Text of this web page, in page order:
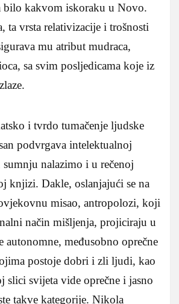
bilo kakvom iskoraku u Novo.
ta vrsta relativizacije i trošnosti
mu atribut mudraca,
sa svim posljedicama koje iz
i tvrdo tumačenje ljudske
podvrgava intelektualnoj
nalazimo i u rečenoj
knjizi. Dakle, oslanjajući se na
misao, antropolozi, koji
način mišljenja, projiciraju u
međusobno oprečne
postoje dobri i zli ljudi, kao
slici svijeta vide oprečne i jasno
takve kategorije. Nikola